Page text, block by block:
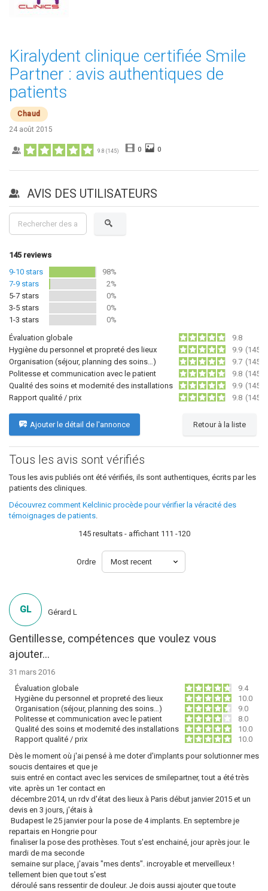
Kiralydent clinique certifiée Smile
Partner : avis authentiques de
patients
Chaud
24 août 2015
9.8 (145) 0 0
AVIS DES UTILISATEURS
145 reviews
9-10 stars
98%
7-9 stars
2%
5-7 stars
0%
3-5 stars
0%
1-3 stars
0%
Évaluation globale
9.8
Hygiène du personnel et propreté des lieux
9.9 (145)
Organisation (séjour, planning des soins…)
9.7 (145)
Politesse et communication avec le patient
9.8 (145)
Qualité des soins et modernité des installations
9.9 (145)
Rapport qualité / prix
9.8 (145)
Ajouter le détail de l'annonce Retour à la liste
Tous les avis sont vérifiés
Tous les avis publiés ont été vérifiés, ils sont authentiques, écrits par les
patients des cliniques.
Découvrez comment Kelclinic procède pour vérifier la véracité des
témoignages de patients
145 resultats - affichant 111 -120
Ordre
Gentillesse, compétences que voulez vous
ajouter...
31 mars 2016
Évaluation globale
9.4
Hygiène du personnel et propreté des lieux
10.0
Organisation (séjour, planning des soins…)
9.0
Politesse et communication avec le patient
8.0
Qualité des soins et modernité des installations
10.0
Rapport qualité / prix
10.0
Dès le moment où j'ai pensé à me doter d'implants pour solutionner mes
soucis dentaires et que je
suis entré en contact avec les services de smilepartner, tout a été très
vite. après un 1er contact en
décembre 2014, un rdv d'état des lieux à Paris début janvier 2015 et un
devis en 3 jours, j'étais à
Budapest le 25 janvier pour la pose de 4 implants. En septembre je
repartais en Hongrie pour
finaliser la pose des prothèses. Tout s'est enchainé, jour après jour. le
mardi de ma seconde
semaine sur place, j'avais "mes dents". incroyable et merveilleux !
tellement bien que tout s'est
déroulé sans ressentir de douleur. Je dois aussi ajouter que toute
GL Gérard L